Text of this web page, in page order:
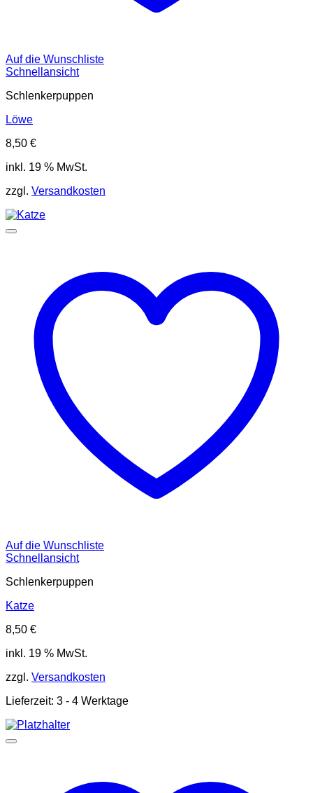
Auf die Wunschliste
Schnellansicht
Schlenkerpuppen
Löwe
8,50 €
inkl. 19 % MwSt.
zzgl. Versandkosten
Auf die Wunschliste
Schnellansicht
Schlenkerpuppen
Katze
8,50 €
inkl. 19 % MwSt.
zzgl. Versandkosten
Lieferzeit: 3 - 4 Werktage